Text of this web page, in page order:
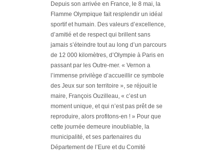
Depuis son arrivée en France, le 8 mai, la
Flamme Olympique fait resplendir un idéal
sportif et humain. Des valeurs d’excellence,
d’amitié et de respect qui brillent sans
jamais s’éteindre tout au long d’un parcours
de 12 000 kilomètres, d’Olympie à Paris en
passant par les Outre-mer. « Vernon a
l’immense privilège d’accueillir ce symbole
des Jeux sur son territoire », se réjouit le
maire, François Ouzilleau, « c’est un
moment unique, et qui n’est pas prêt de se
reproduire, alors profitons-en ! » Pour que
cette journée demeure inoubliable, la
municipalité, et ses partenaires du
Département de l’Eure et du Comité